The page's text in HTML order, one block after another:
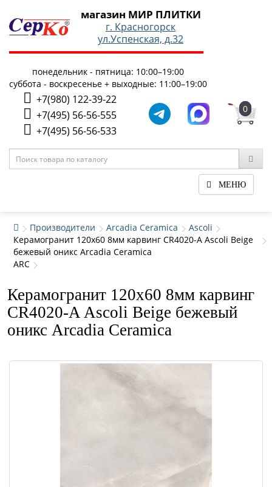
магазин МИР ПЛИТКИ
г. Красногорск
ул.Успенская, д.32
понедельник - пятница: 10:00–19:00
суббота - воскресенье + выходные: 11:00–19:00
+7(980) 122-39-22
+7(495) 56-56-555
+7(495) 56-56-533
0
МЕНЮ
Производители Arcadia Ceramica
Ascoli
Керамогранит 120x60 8мм карвинг CR4020-A Ascoli Beige
бежевый оникс Arcadia Ceramica
ARC
Керамогранит 120x60 8мм карвинг
CR4020-A Ascoli Beige бежевый
оникс Arcadia Ceramica